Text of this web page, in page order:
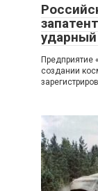
Предприятие
создании